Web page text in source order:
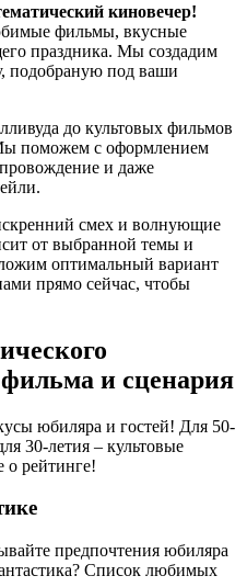
киновечер!
фильмы, вкусные
праздника. Мы создадим
подобраную под ваши
до культовых фильмов
поможем с оформлением
и даже
смех и волнующие
от выбранной темы и
оптимальный вариант
прямо сейчас, чтобы
и сценария
юбиляра и гостей! Для 50-
30-летия – культовые
о рейтинге!
предпочтения юбиляра
Список любимых